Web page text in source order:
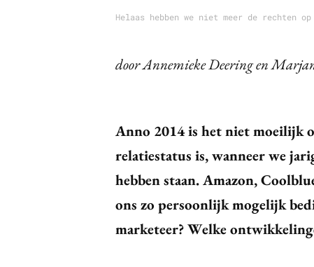
Helaas hebben we niet meer de rechten
door Annemieke Deering en
Anno 2014 is het niet moeilijk
relatiestatus is, wanneer we
hebben staan. Amazon,
ons zo persoonlijk mogelijk
marketeer? Welke